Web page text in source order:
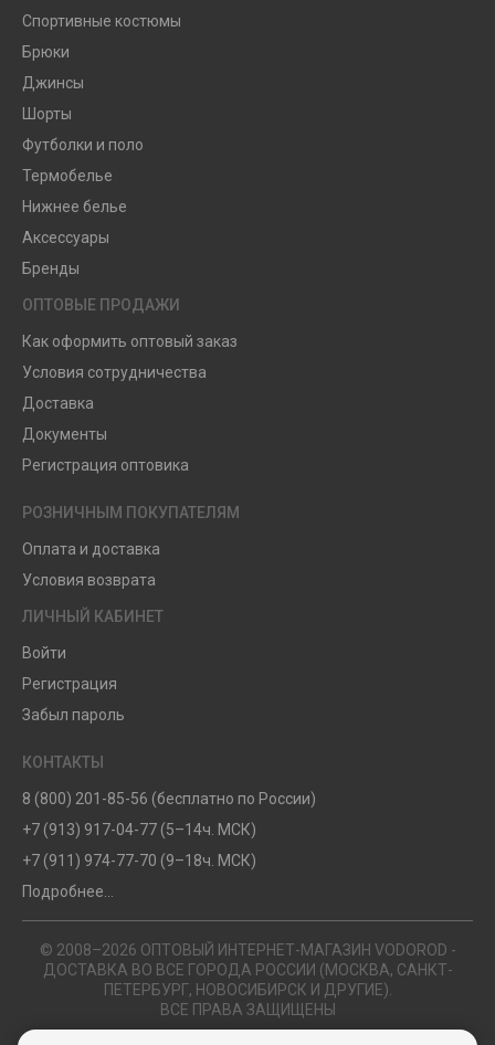
Спортивные костюмы
Брюки
Джинсы
Шорты
Футболки и поло
Термобелье
Нижнее белье
Аксессуары
Бренды
ОПТОВЫЕ ПРОДАЖИ
Как оформить оптовый заказ
Условия сотрудничества
Доставка
Документы
Регистрация оптовика
РОЗНИЧНЫМ ПОКУПАТЕЛЯМ
Оплата и доставка
Условия возврата
ЛИЧНЫЙ КАБИНЕТ
Войти
Регистрация
Забыл пароль
КОНТАКТЫ
8 (800) 201-85-56 (бесплатно по России)
+7 (913) 917-04-77 (5–14ч. МСК)
+7 (911) 974-77-70 (9–18ч. МСК)
Подробнее...
© 2008–2026 ОПТОВЫЙ ИНТЕРНЕТ-МАГАЗИН VODOROD -
ДОСТАВКА ВО ВСЕ ГОРОДА РОССИИ (МОСКВА, САНКТ-
ПЕТЕРБУРГ, НОВОСИБИРСК И ДРУГИЕ).
ВСЕ ПРАВА ЗАЩИЩЕНЫ